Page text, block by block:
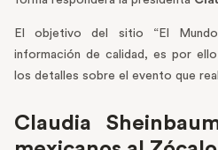
El objetivo del sitio “El
información de calidad, es por
los detalles sobre el evento que
Claudia